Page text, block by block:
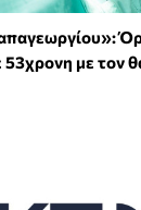
53χρονη με τον